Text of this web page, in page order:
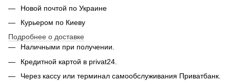
Новой почтой по Украине
Курьером по Киеву
Подробнее о доставке
Наличными при получении.
Кредитной картой в privat24.
Через кассу или терминал самообслуживания Приватбанк.